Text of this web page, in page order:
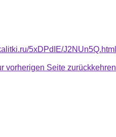
5xDPdIE/J2NUn5Q.html
vorherigen Seite zurückkehren